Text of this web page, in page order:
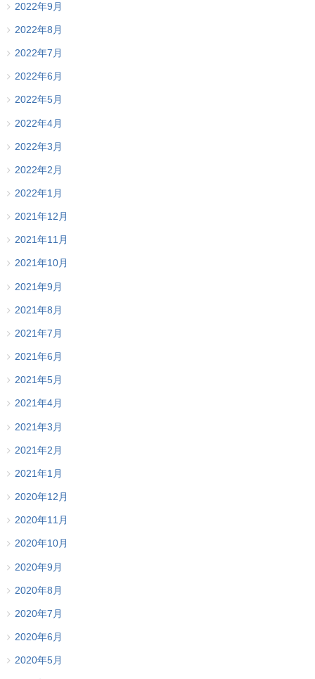
2022年9月
2022年8月
2022年7月
2022年6月
2022年5月
2022年4月
2022年3月
2022年2月
2022年1月
2021年12月
2021年11月
2021年10月
2021年9月
2021年8月
2021年7月
2021年6月
2021年5月
2021年4月
2021年3月
2021年2月
2021年1月
2020年12月
2020年11月
2020年10月
2020年9月
2020年8月
2020年7月
2020年6月
2020年5月